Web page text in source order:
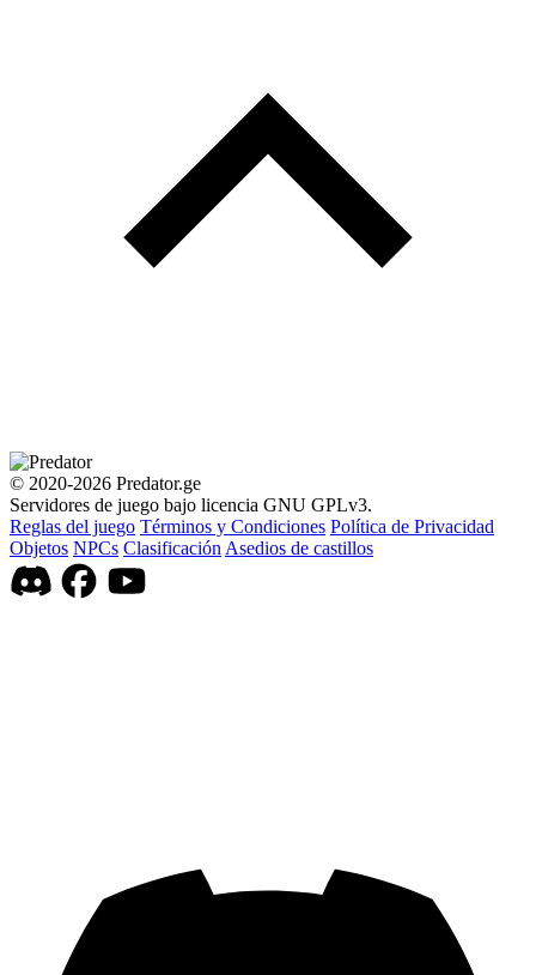
© 2020-2026 Predator.ge
Servidores de juego bajo licencia GNU GPLv3.
Reglas del juego Términos y Condiciones Política de Privacidad
Objetos NPCs Clasificación Asedios de castillos